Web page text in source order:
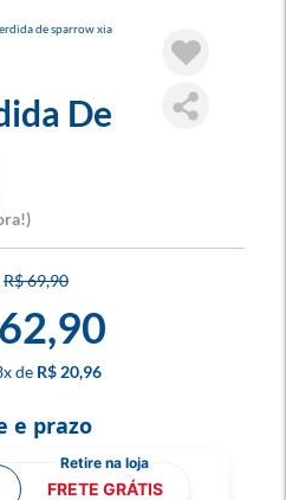
De
R$ 69,90
x R$ 20,96
e prazo
FRETE GRÁTIS